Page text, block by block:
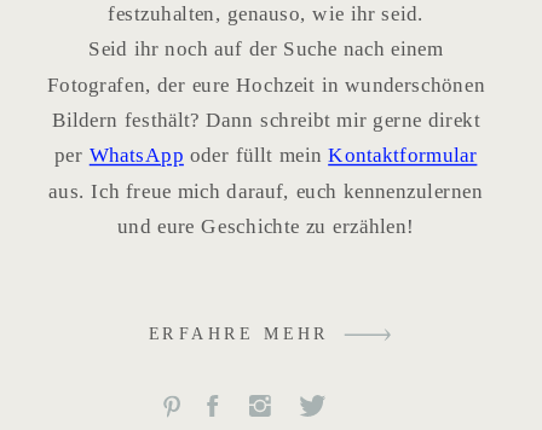
festzuhalten, genauso, wie ihr seid.
Seid ihr noch auf der Suche nach einem
Fotografen, der eure Hochzeit in wunderschönen
Bildern festhält? Dann schreibt mir gerne direkt
per WhatsApp oder füllt meinKontaktformular
aus. Ich freue mich darauf, euch kennenzulernen
und eure Geschichte zu erzählen!
ERFAHRE MEHR